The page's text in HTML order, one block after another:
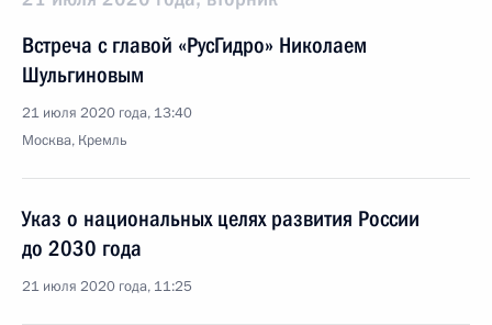
Встреча с главой «РусГидро» Николаем
Шульгиновым
21 июля 2020 года, 13:40
Москва, Кремль
Указ о национальных целях развития России
до 2030 года
21 июля 2020 года, 11:25